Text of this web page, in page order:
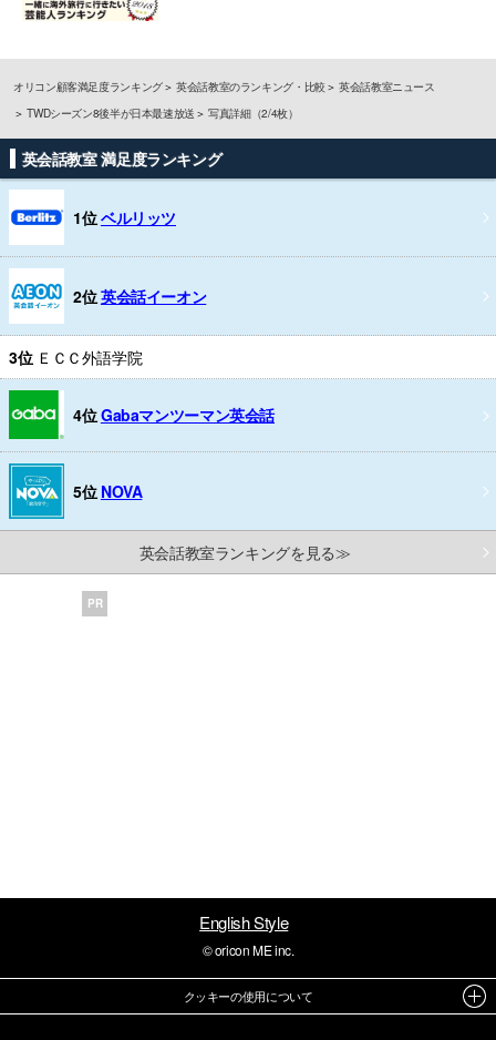
オリコン顧客満足度ランキング 英会話教室のランキング・比較
英会話教室ニュース
TWDシーズン8後半が日本最速放送
写真詳細（2/4枚）
英会話教室 満足度ランキング
1位ベルリッツ
2位英会話イーオン
3位 ＥＣＣ外語学院
4位Gabaマンツーマン英会話
5位 NOVA
英会話教室ランキングを見る≫
PR
English Style
© oricon ME inc.
クッキーの使用について